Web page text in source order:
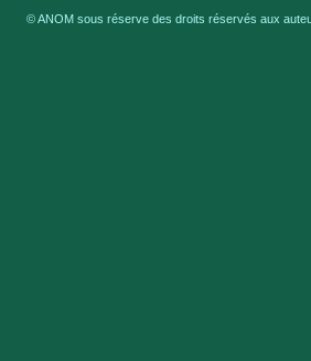
© ANOM sous réserve des droits réservés aux